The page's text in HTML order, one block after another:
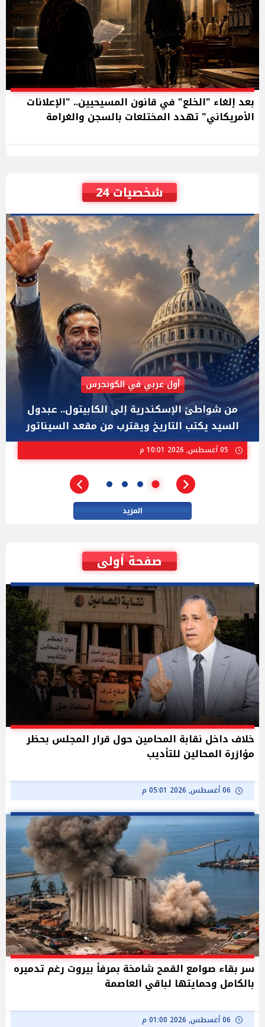
بعد إلغاء "الخلع" في قانون المسيحيين.. "الإعلانات
الأمريكاني" تهدد المختلعات بالسجن والغرامة
شخصيات 24
AIPAC رصدت 30 مليون دولار لإضعافه
"عبد الرحمن السيد" المصري الذى يواجه "هايلي
ستيفنز" وإيباك الاسرائيلية بإنتخابات ميشيجان
المزيد
صفحة أولى
خلاف داخل نقابة المحامين حول قرار المجلس بحظر
مؤازرة المحالين للتأديب
06 أغسطس, 2026 05:01 م
سر بقاء صوامع القمح شامخة بمرفأ بيروت رغم تدميره
بالكامل وحمايتها لباقي العاصمة
06 أغسطس, 2026 01:00 م